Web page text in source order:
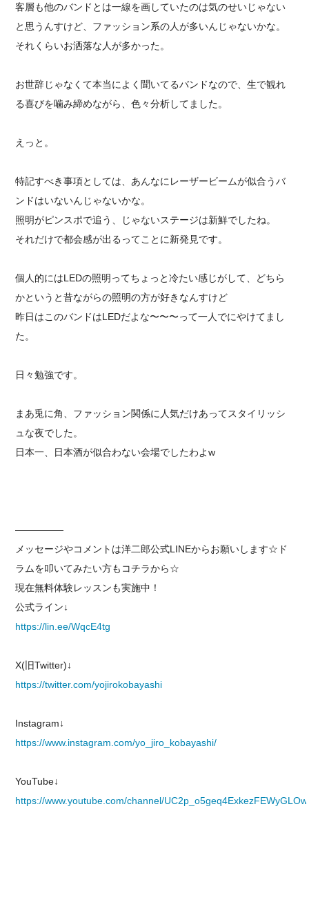
客層も他のバンドとは一線を画していたのは気のせいじゃない
と思うんすけど、ファッション系の人が多いんじゃないかな。
それくらいお洒落な人が多かった。
お世辞じゃなくて本当によく聞いてるバンドなので、生で観れ
る喜びを噛み締めながら、色々分析してました。
えっと。
特記すべき事項としては、あんなにレーザービームが似合うバ
ンドはいないんじゃないかな。
照明がピンスポで追う、じゃないステージは新鮮でしたね。
それだけで都会感が出るってことに新発見です。
個人的にはLEDの照明ってちょっと冷たい感じがして、どちら
かというと昔ながらの照明の方が好きなんすけど
昨日はこのバンドはLEDだよな〜〜〜って一人でにやけてまし
た。
日々勉強です。
まあ兎に角、ファッション関係に人気だけあってスタイリッシ
ュな夜でした。
日本一、日本酒が似合わない会場でしたわよw
—————
メッセージやコメントは洋二郎公式LINEからお願いします☆ド
ラムを叩いてみたい方もコチラから☆
現在無料体験レッスンも実施中！
公式ライン↓
https://lin.ee/WqcE4tg
X(旧Twitter)↓
https://twitter.com/yojirokobayashi
Instagram↓
https://www.instagram.com/yo_jiro_kobayashi/
YouTube↓
https://www.youtube.com/channel/UC2p_o5geq4ExkezFEWyGLOw